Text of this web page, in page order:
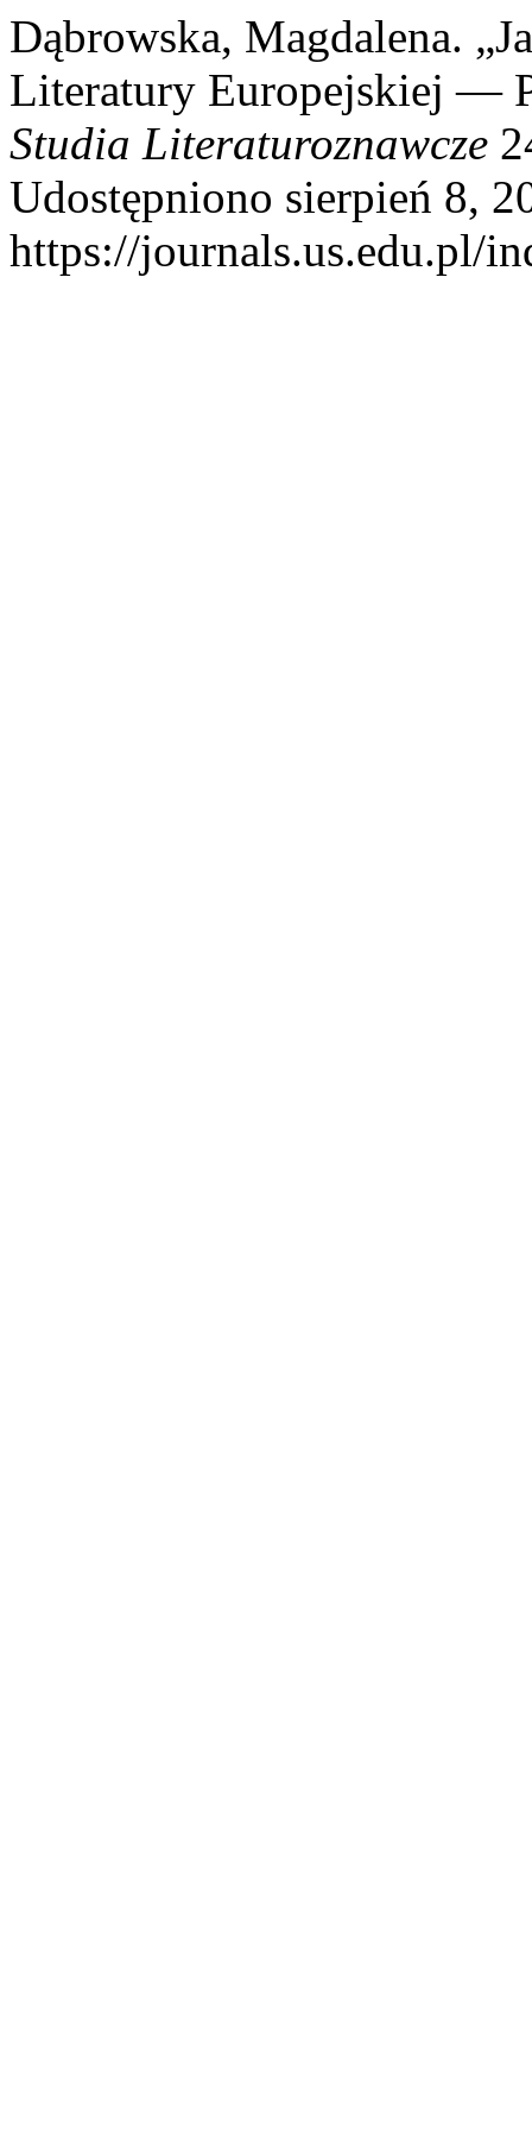
Dąbrowska, Magdalena.
Literatury Europejskiej —
Studia Literaturoznawcze
Udostępniono sierpień 8,
https://journals.us.edu.pl/